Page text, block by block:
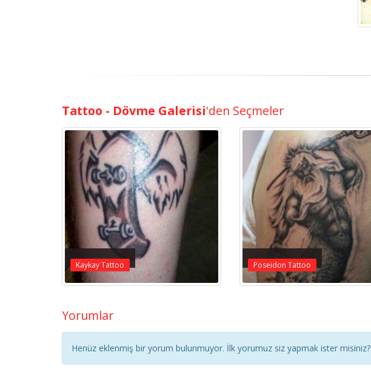
Tattoo - Dövme Galerisi'den Seçmeler
Kaykay Tattoo Poseidon Tattoo
Yorumlar
Henüz eklenmiş bir yorum bulunmuyor. İlk yorumuz siz yapmak ister misiniz?